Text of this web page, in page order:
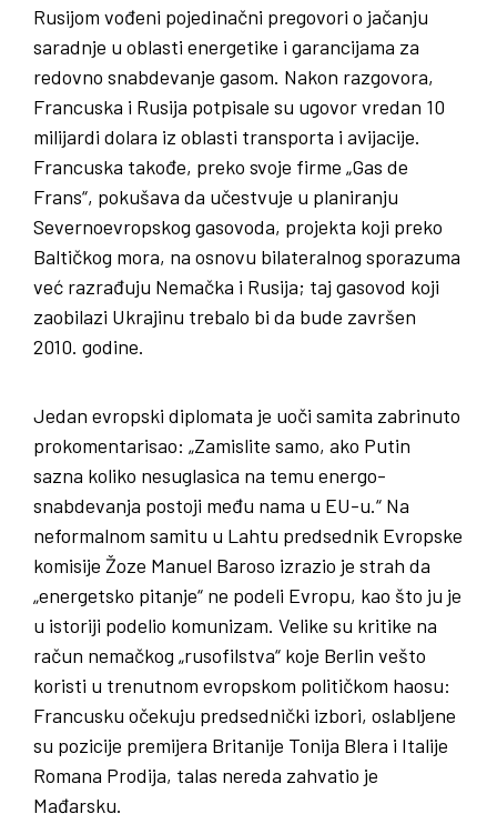
Rusijom vođeni pojedinačni pregovori o jačanju
saradnje u oblasti energetike i garancijama za
redovno snabdevanje gasom. Nakon razgovora,
Francuska i Rusija potpisale su ugovor vredan 10
milijardi dolara iz oblasti transporta i avijacije.
Francuska takođe, preko svoje firme „Gas de
Frans“, pokušava da učestvuje u planiranju
Severnoevropskog gasovoda, projekta koji preko
Baltičkog mora, na osnovu bilateralnog sporazuma
već razrađuju Nemačka i Rusija; taj gasovod koji
zaobilazi Ukrajinu trebalo bi da bude završen
2010. godine.
Jedan evropski diplomata je uoči samita zabrinuto
prokomentarisao: „Zamislite samo, ako Putin
sazna koliko nesuglasica na temu energo-
snabdevanja postoji među nama u EU-u.“ Na
neformalnom samitu u Lahtu predsednik Evropske
komisije Žoze Manuel Baroso izrazio je strah da
„energetsko pitanje“ ne podeli Evropu, kao što ju je
u istoriji podelio komunizam. Velike su kritike na
račun nemačkog „rusofilstva“ koje Berlin vešto
koristi u trenutnom evropskom političkom haosu:
Francusku očekuju predsednički izbori, oslabljene
su pozicije premijera Britanije Tonija Blera i Italije
Romana Prodija, talas nereda zahvatio je
Mađarsku.